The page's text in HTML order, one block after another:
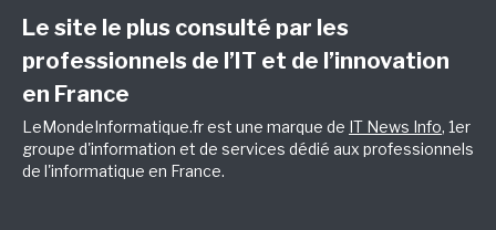
Le site le plus consulté par les
professionnels de l’IT et de l’innovation
en France
LeMondeInformatique.fr est une marque de IT News Info, 1er
groupe d'information et de services dédié aux professionnels
de l'informatique en France.